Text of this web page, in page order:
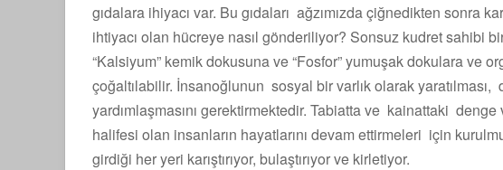
gıdalara ihiyacı var. Bu gıdaları ağzımızda çiğnedikten sonra
ihtiyacı olan hücreye nasıl gönderiliyor? Sonsuz kudret sahibi
“Kalsiyum” kemik dokusuna ve “Fosfor” yumuşak dokulara ve
çoğaltılabilir. İnsanoğlunun sosyal bir varlık olarak
yardımlaşmasını gerektirmektedir. Tabiatta ve kainattaki
halifesi olan insanların hayatlarını devam ettirmeleri için
girdiği her yeri karıştırıyor, bulaştırıyor ve kirletiyor.